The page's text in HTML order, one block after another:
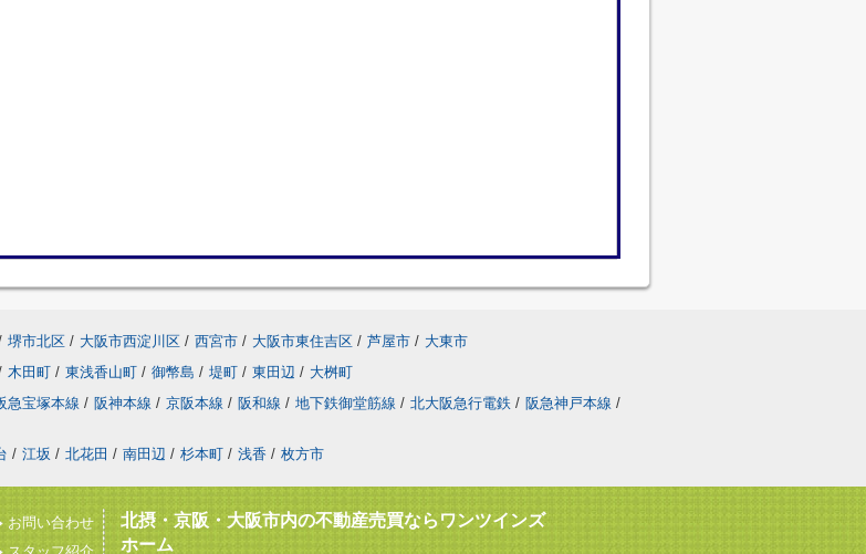
堺市北区 / 大阪市西淀川区 / 西宮市 / 大阪市東住吉区 / 芦屋市 / 大東市
木田町 / 東浅香山町 / 御幣島 / 堤町 / 東田辺 / 大桝町
急宝塚本線 / 阪神本線 / 京阪本線 / 阪和線 / 地下鉄御堂筋線 / 北大阪急行電鉄 / 阪急神戸本線 /
/ 江坂 / 北花田 / 南田辺 / 杉本町 / 浅香 / 枚方市
お問い合わせ
北摂・京阪・大阪市内の不動産売買ならワンツインズ
ホーム